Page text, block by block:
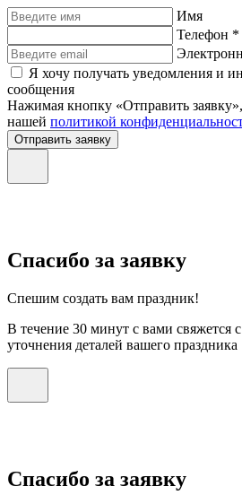
Имя
Телефон *
Я хочу получать уведомления и
сообщения
Нажимая кнопку «Отправить
нашей политикой
Отправить заявку
Спасибо за заявку
Спешим создать вам праздник!
В течение 30 минут с вами свяжется
уточнения деталей вашего праздника
Спасибо за заявку